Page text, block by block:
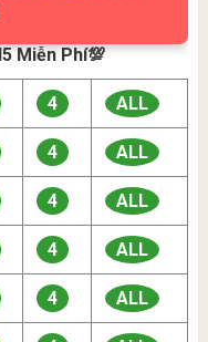
Miễn Phí💯
4 ALL
4 ALL
4 ALL
4 ALL
4 ALL